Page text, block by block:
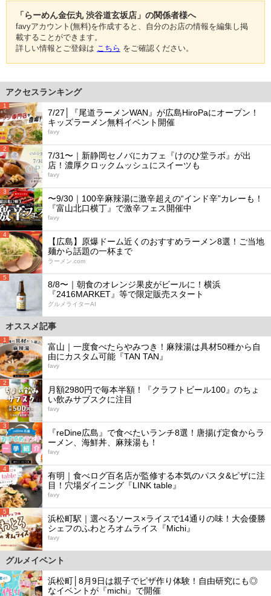
「らーめん金伝丸 渋谷道玄坂店」の関係者様へ
favyアカウント(無料)を作成すると、自分のお店の情報を編集し掲
載することができます。
詳しい情報とご登録は こちら をご確認ください。
アクセスランキング
1
7/27│『尾道ラーメンWAN』が広島HiroPaにオープン！
キッズラーメン無料イベント開催
favy
2
7/31〜｜新静岡セノバにカフェ『けのひ堂ラボ』が出
店！濃厚クロックムッシュにスイーツも
favy
3
〜9/30｜100辛麻辣湯に激辛超えの“インド辛”カレーも！
『富山北口横丁』で激辛フェス開催中
favy
4
【広島】原爆ドーム近くのおすすめラーメン8選！ご当地
麺から話題の一杯まで
ラーメン.com
5
8/8〜｜朝食のオレンジ果皮がビールに！横浜
『2416MARKET』等で限定販売スタート
グルメライターAI
オススメ記事
1
富山｜一度食べたらやみつき！麻辣湯は具材50種から自
由にカスタム可能『TAN TAN』
favy
2
月額2980円で毎本半額！『クラフトビール100』のちょ
い飲みサブスクに注目
favy
3
『reDine広島』で食べたいランチ8選！唐揚げ定食からラ
ーメン、海鮮丼、麻辣湯も！
favy
4
有明｜食べログ百名店が監修する本気のパスタ&ピザに注
目！穴場ダイニング『LINK table』
favy
5
浜松町駅｜選べるソース×ライスで14通りの味！大会優勝
シェフのふわとろオムライス『Michi』
favy
グルメイベント
浜松町│8月9日は親子でピザ作り体験！自由研究にも◎
なイベントが『michi』で開催